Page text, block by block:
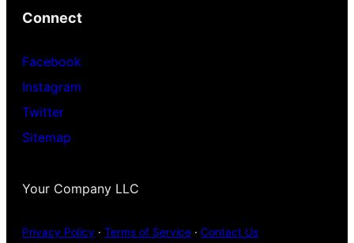
Connect
Facebook
Instagram
Twitter
Sitemap
Your Company LLC
Privacy Policy · Terms of Service · Contact Us